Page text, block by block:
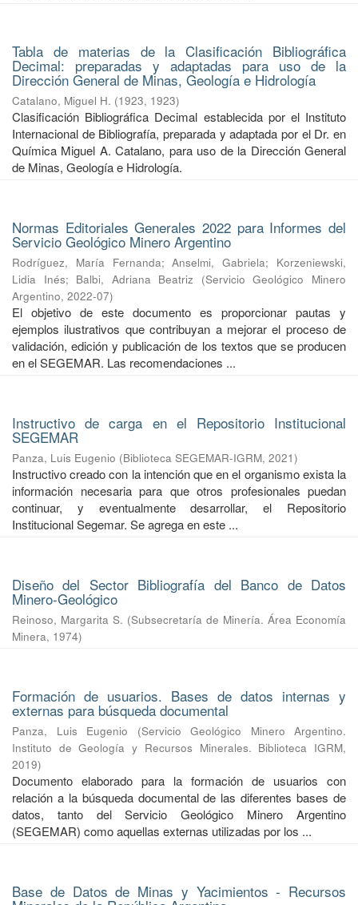
Tabla de materias de la Clasificación Bibliográfica
Decimal: preparadas y adaptadas para uso de la
Dirección General de Minas, Geología e Hidrología
Catalano, Miguel H. (1923, 1923)
Clasificación Bibliográfica Decimal establecida por el Instituto
Internacional de Bibliografía, preparada y adaptada por el Dr. en
Química Miguel A. Catalano, para uso de la Dirección General
de Minas, Geología e Hidrología.
Normas Editoriales Generales 2022 para Informes del
Servicio Geológico Minero Argentino
Rodríguez, María Fernanda;Anselmi, Gabriela; Korzeniewski,
Lidia Inés; Balbi, Adriana Beatriz (Servicio Geológico Minero
Argentino, 2022-07)
El objetivo de este documento es proporcionar pautas y
ejemplos ilustrativos que contribuyan a mejorar el proceso de
validación, edición y publicación de los textos que se producen
en el SEGEMAR. Las recomendaciones ...
Instructivo de carga en el Repositorio Institucional
SEGEMAR
Panza, Luis Eugenio (Biblioteca SEGEMAR-IGRM, 2021)
Instructivo creado con la intención que en el organismo exista la
información necesaria para que otros profesionales puedan
continuar, y eventualmente desarrollar, el Repositorio
Institucional Segemar. Se agrega en este ...
Diseño del Sector Bibliografía del Banco de Datos
Minero-Geológico
Reinoso, Margarita S. (Subsecretaría de Minería. Área Economía
Minera, 1974)
Formación de usuarios. Bases de datos internas y
externas para búsqueda documental
Panza, Luis Eugenio (Servicio Geológico Minero Argentino.
Instituto de Geología y Recursos Minerales. Biblioteca IGRM,
2019)
Documento elaborado para la formación de usuarios con
relación a la búsqueda documental de las diferentes bases de
datos, tanto del Servicio Geológico Minero Argentino
(SEGEMAR) como aquellas externas utilizadas por los ...
Base de Datos de Minas y Yacimientos - Recursos